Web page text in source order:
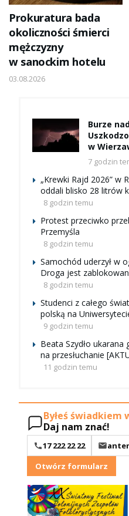
Prokuratura bada
okoliczności śmierci
mężczyzny
w sanockim hotelu
03.08.2026
Burze
w
7 godzin
„Krewki Rajd 2026” w
oddali blisko 28 litrów
8 godzin temu
Protest przeciwko
Przemyśla
8 godzin temu
Samochód uderzył w
Droga jest
8 godzin temu
Studenci z całego
polską na
9 godzin temu
Beata Szydło ukarana
na przesłuchanie
11 godzin temu
Byłeś świadkiem
Daj nam znać!
17 222 22 22
Otwórz formularz